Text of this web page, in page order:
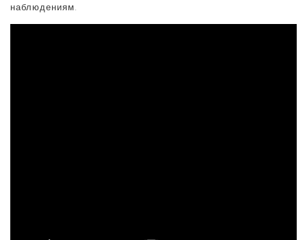
наблюдениям.